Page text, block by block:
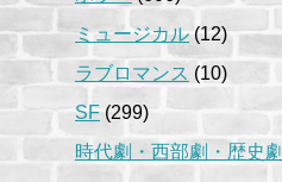
ミュージカル(12)
ラブロマンス (10)
SF(299)
時代劇・西部劇・歴史劇